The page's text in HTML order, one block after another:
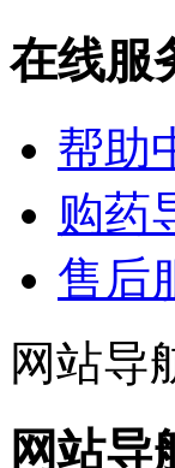
在线服
帮助
购药
售后
网站导
网站导